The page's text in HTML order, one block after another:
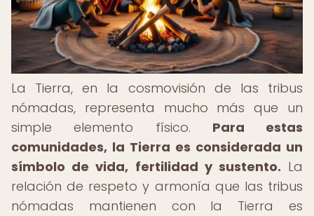
La Tierra, en la cosmovisión de las tribus
nómadas, representa mucho más que un
simple elemento físico. Para estas
comunidades, la Tierra es considerada un
símbolo de vida, fertilidad y sustento. La
relación de respeto y armonía que las tribus
nómadas mantienen con la Tierra es